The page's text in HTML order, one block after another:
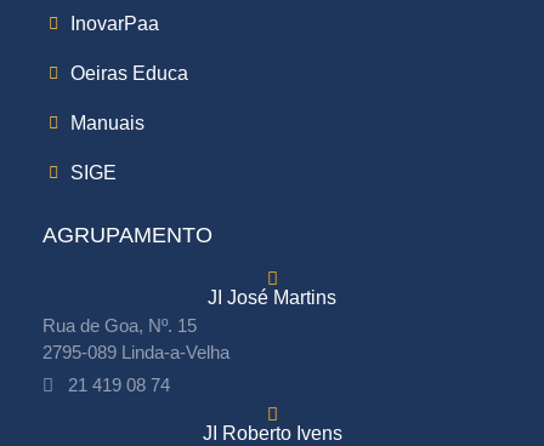
InovarPaa
Oeiras Educa
Manuais
SIGE
AGRUPAMENTO
JI José Martins
Rua de Goa, Nº. 15
2795-089 Linda-a-Velha
21 419 08 74
JI Roberto Ivens